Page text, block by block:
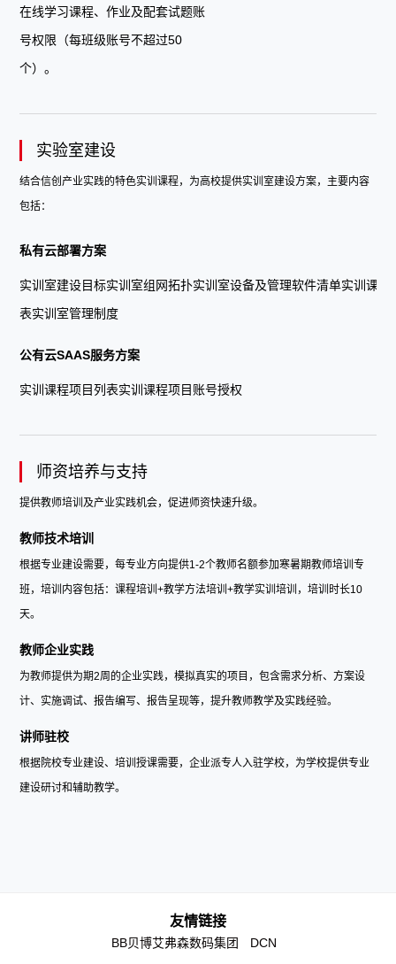
在线学习课程、作业及配套试题账
号权限（每班级账号不超过50
个）。
实验室建设
结合信创产业实践的特色实训课程，为高校提供实训室建设方案，主要内容
包括：
私有云部署方案
实训室建设目标实训室组网拓扑实训室设备及管理软件清单实训课程
表实训室管理制度
公有云SAAS服务方案
实训课程项目列表实训课程项目账号授权
师资培养与支持
提供教师培训及产业实践机会，促进师资快速升级。
教师技术培训
根据专业建设需要，每专业方向提供1-2个教师名额参加寒暑期教师培训专
班，培训内容包括：课程培训+教学方法培训+教学实训培训，培训时长10
天。
教师企业实践
为教师提供为期2周的企业实践，模拟真实的项目，包含需求分析、方案设
计、实施调试、报告编写、报告呈现等，提升教师教学及实践经验。
讲师驻校
根据院校专业建设、培训授课需要，企业派专人入驻学校，为学校提供专业
建设研讨和辅助教学。
友情链接
BB贝博艾弗森数码集团 DCN